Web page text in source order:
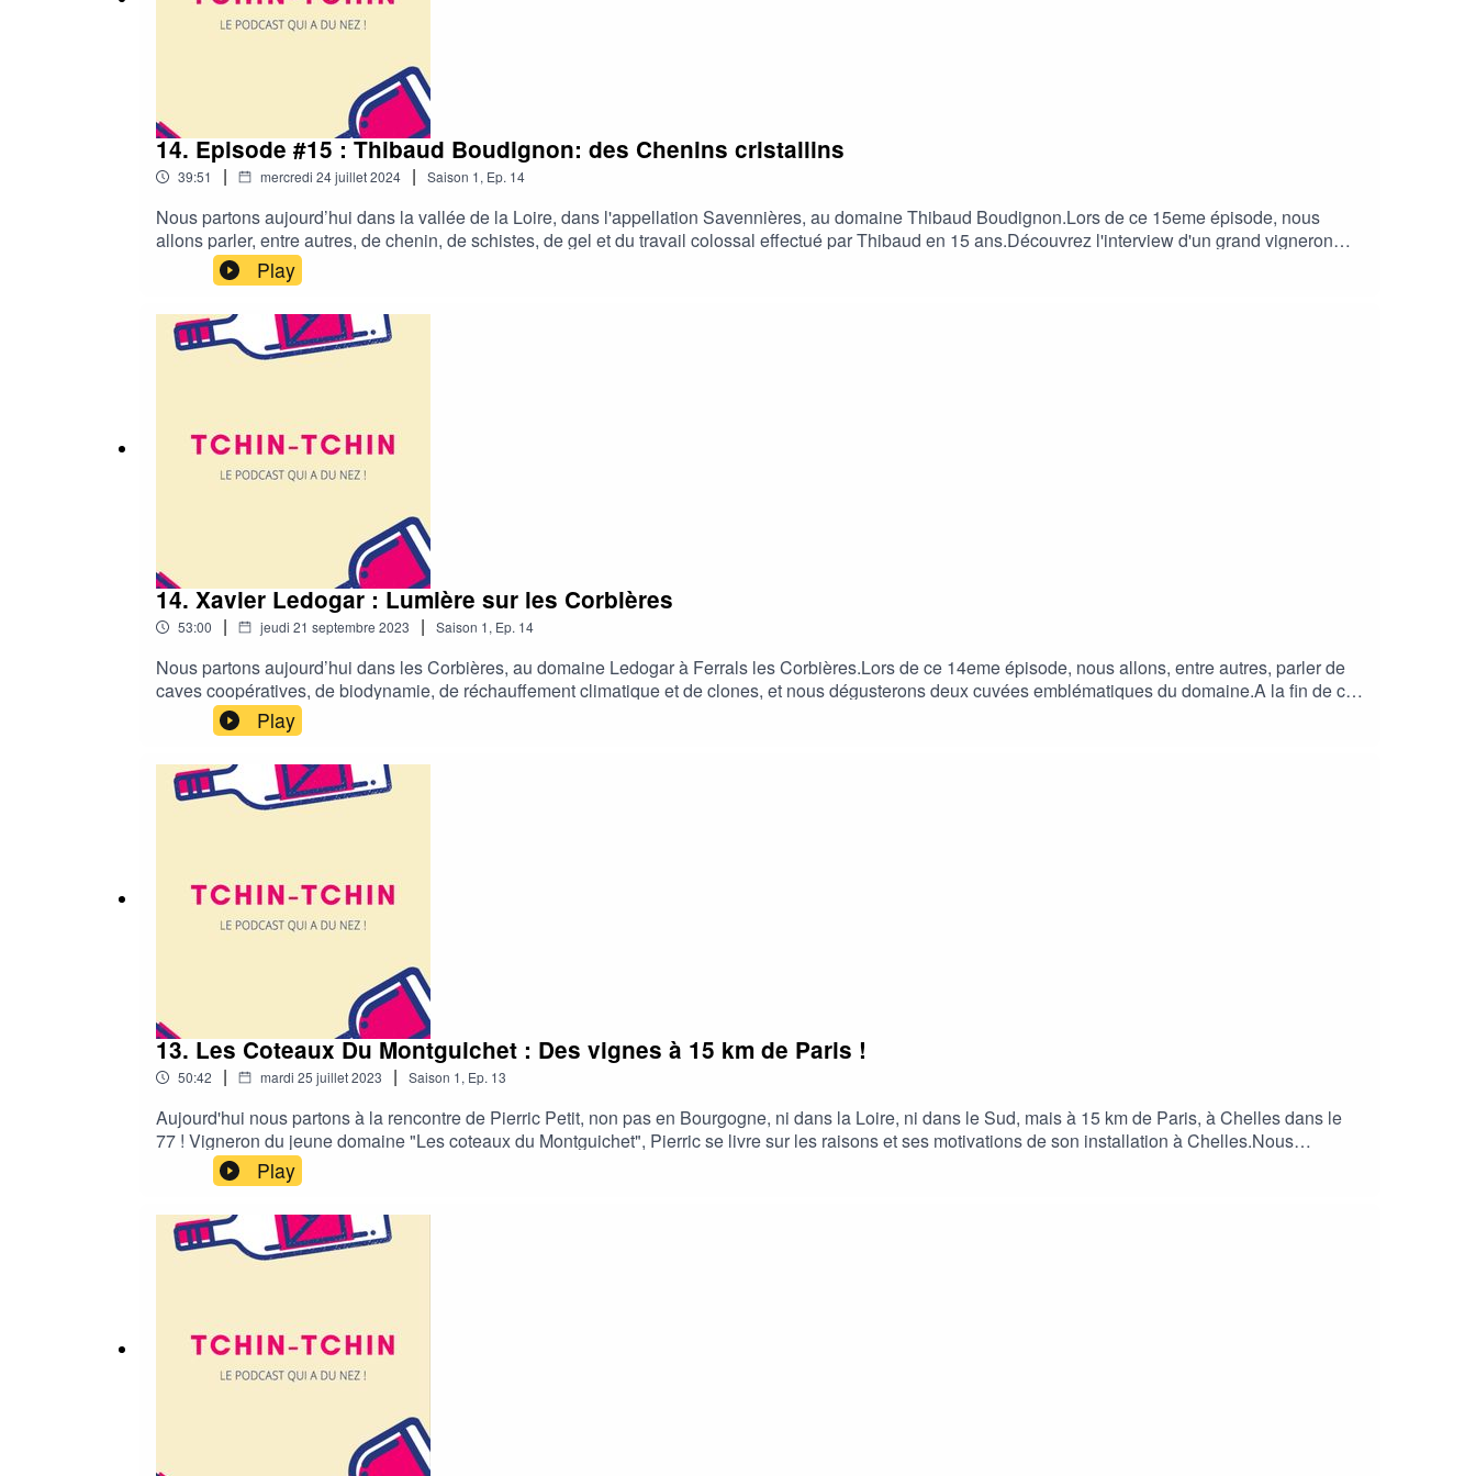
14. Episode #15 : Thibaud Boudignon: des Chenins cristallins
39:51 | mercredi 24 juillet 2024 | Saison 1, Ep. 14
Nous partons aujourd’hui dans la vallée de la Loire, dans l'appellation Savennières, au domaine Thibaud Boudignon.Lors de ce 15eme épisode, nous
allons parler, entre autres, de chenin, de schistes, de gel et du travail colossal effectué par Thibaud en 15 ans.Découvrez l'interview d'un grand vigneron
dont les vins sont aujourd'hui recherchés par les plus grandes tables du monde !
Play
14. Xavier Ledogar : Lumière sur les Corbières
53:00 | jeudi 21 septembre 2023 | Saison 1, Ep. 14
Nous partons aujourd’hui dans les Corbières, au domaine Ledogar à Ferrals les Corbières.Lors de ce 14eme épisode, nous allons, entre autres, parler de
caves coopératives, de biodynamie, de réchauffement climatique et de clones, et nous dégusterons deux cuvées emblématiques du domaine.A la fin de cet
épisode, nous retrouverons notre jeu concours où vous aurez la possibilité de gagner 2 places pour un atelier dégustation de 2H avec la société
DEGUST’Emoi
Play
13. Les Coteaux Du Montguichet : Des vignes à 15 km de Paris !
50:42 | mardi 25 juillet 2023 | Saison 1, Ep. 13
Aujourd'hui nous partons à la rencontre de Pierric Petit, non pas en Bourgogne, ni dans la Loire, ni dans le Sud, mais à 15 km de Paris, à Chelles dans le
77 ! Vigneron du jeune domaine "Les coteaux du Montguichet", Pierric se livre sur les raisons et ses motivations de son installation à Chelles.Nous
parlerons des différentes étapes depuis la création du domaine en 2019, des cépages choisis, du type de vin qu'il souhaite produire et de ses projets à
venir.À la fin de cet épisode, nous retrouverons notre jeu concours ou vous aurez la possibilité de gagner 2 places pour un atelier dégustation de 2H avec la
société ”Degust’Emoi"
Play